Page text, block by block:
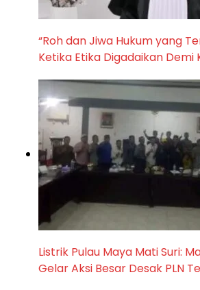
“Roh dan Jiwa Hukum yang
Ketika Etika Digadaikan Demi
Listrik Pulau Maya Mati Suri:
Gelar Aksi Besar Desak PLN